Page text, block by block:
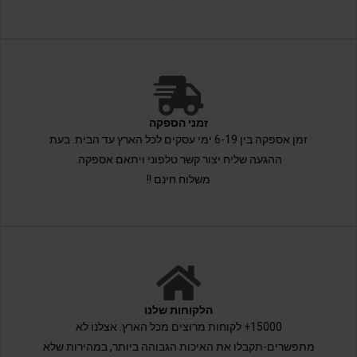
זמני הספקה
זמן אספקה בין 6-19 ימי עסקים לכל הארץ עד הבית. בעת
ההגעה שליח יצור קשר טלפוני ויתאם אספקה.
משלוח חינם !!
הלקוחות שלנו
15000+ לקוחות מרוצים מכל הארץ. אצלנו לא
מתפשרים-תקבלו את האיכות הגבוהה ביותר, במהירות שלא